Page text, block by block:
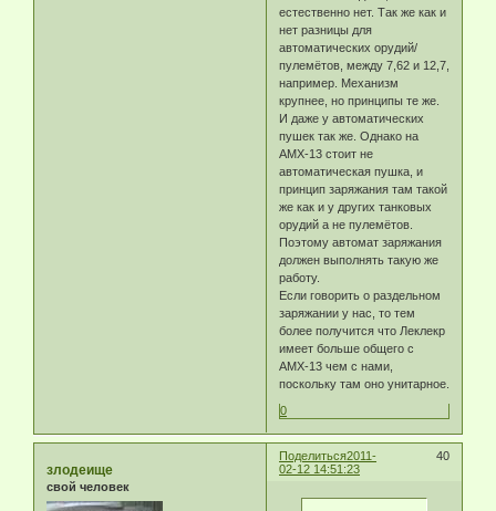
естественно нет. Так же как и
нет разницы для
автоматических орудий/
пулемётов, между 7,62 и 12,7,
например. Механизм
крупнее, но принципы те же.
И даже у автоматических
пушек так же. Однако на
АМХ-13 стоит не
автоматическая пушка, и
принцип заряжания там такой
же как и у других танковых
орудий а не пулемётов.
Поэтому автомат заряжания
должен выполнять такую же
работу.
Если говорить о раздельном
заряжании у нас, то тем
более получится что Леклекр
имеет больше общего с
АМХ-13 чем с нами,
поскольку там оно унитарное.
0
Поделиться 40
2011-
02-12 14:51:23
злодеище
свой человек